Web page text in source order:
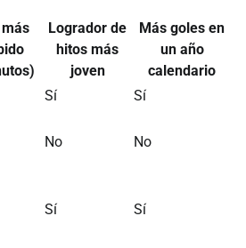
Logrador de
hitos más
joven
Más goles en
un año
calendario
Sí
Sí
No No
Sí Sí